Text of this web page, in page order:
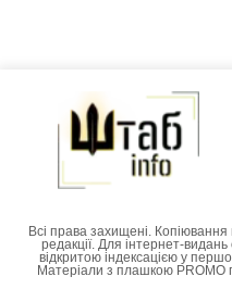
Всі права захищені.
редакції. Для інтернет-
відкритою індексацією у
Матеріали з плашкою PROMO